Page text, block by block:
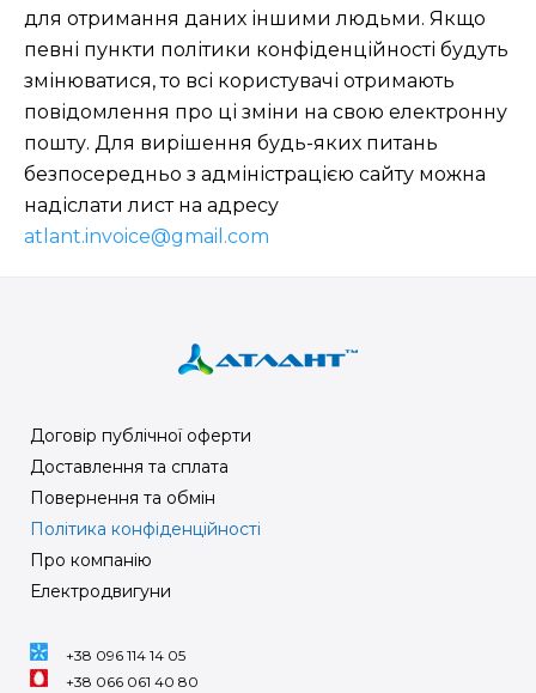
для отримання даних іншими людьми. Якщо
певні пункти політики конфіденційності будуть
змінюватися, то всі користувачі отримають
повідомлення про ці зміни на свою електронну
пошту. Для вирішення будь-яких питань
безпосередньо з адміністрацією сайту можна
надіслати лист на адресу
atlant.invoice@gmail.com
Договір публічної оферти
Доставлення та сплата
Повернення та обмін
Політика конфіденційності
Про компанію
Електродвигуни
+38 096 114 14 05
+38 066 061 40 80